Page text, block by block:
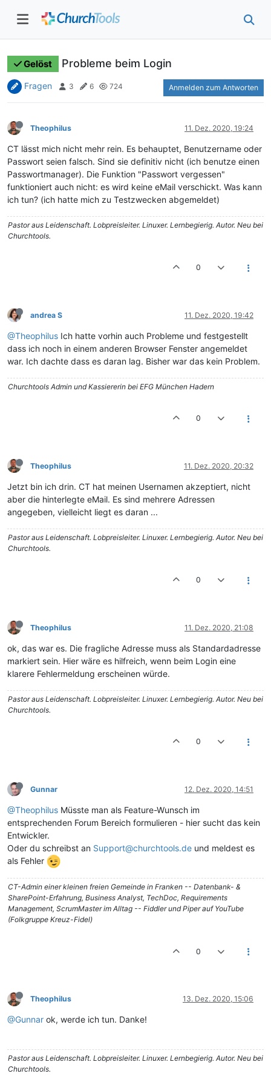
Gelöst Probleme beim Login
Fragen 3 6 724 Anmelden zum Antworten
Theophilus 11. Dez. 2020, 19:24
CT lässt mich nicht mehr rein. Es behauptet, Benutzername oder
Passwort seien falsch. Sind sie definitiv nicht (ich benutze einen
Passwortmanager). Die Funktion "Passwort vergessen"
funktioniert auch nicht: es wird keine eMail verschickt. Was kann
ich tun? (ich hatte mich zu Testzwecken abgemeldet)
Pastor aus Leidenschaft. Lobpreisleiter. Linuxer. Lernbegierig. Autor. Neu bei
Churchtools.
0
andrea S 11. Dez. 2020, 19:42
@Theophilus Ich hatte vorhin auch Probleme und festgestellt
dass ich noch in einem anderen Browser Fenster angemeldet
war. Ich dachte dass es daran lag. Bisher war das kein Problem.
Churchtools Admin und Kassiererin bei EFG München Hadern
0
Theophilus 11. Dez. 2020, 20:32
Jetzt bin ich drin. CT hat meinen Usernamen akzeptiert, nicht
aber die hinterlegte eMail. Es sind mehrere Adressen
angegeben, vielleicht liegt es daran ...
Pastor aus Leidenschaft. Lobpreisleiter. Linuxer. Lernbegierig. Autor. Neu bei
Churchtools.
0
Theophilus 11. Dez. 2020, 21:08
ok, das war es. Die fragliche Adresse muss als Standardadresse
markiert sein. Hier wäre es hilfreich, wenn beim Login eine
klarere Fehlermeldung erscheinen würde.
Pastor aus Leidenschaft. Lobpreisleiter. Linuxer. Lernbegierig. Autor. Neu bei
Churchtools.
0
Gunnar 12. Dez. 2020, 14:51
@Theophilus Müsste man als Feature-Wunsch im
entsprechenden Forum Bereich formulieren - hier sucht das kein
Entwickler.
Oder du schreibst an Support@churchtools.de und meldest es
als Fehler
CT-Admin einer kleinen freien Gemeinde in Franken -- Datenbank- &
SharePoint-Erfahrung, Business Analyst, TechDoc, Requirements
Management, ScrumMaster im Alltag -- Fiddler und Piper auf YouTube
(Folkgruppe Kreuz-Fidel)
0
Theophilus 13. Dez. 2020, 15:06
@Gunnar ok, werde ich tun. Danke!
Pastor aus Leidenschaft. Lobpreisleiter. Linuxer. Lernbegierig. Autor. Neu bei
Churchtools.